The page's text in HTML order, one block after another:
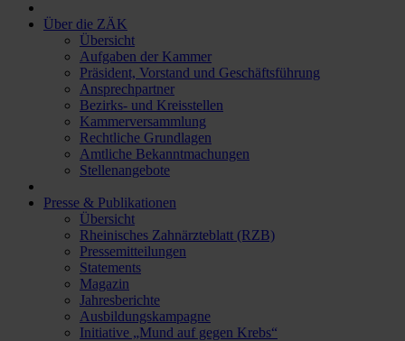
Über die ZÄK
Übersicht
Aufgaben der Kammer
Präsident, Vorstand und Geschäftsführung
Ansprechpartner
Bezirks- und Kreisstellen
Kammerversammlung
Rechtliche Grundlagen
Amtliche Bekanntmachungen
Stellenangebote
Presse & Publikationen
Übersicht
Rheinisches Zahnärzteblatt (RZB)
Pressemitteilungen
Statements
Magazin
Jahresberichte
Ausbildungskampagne
Initiative „Mund auf gegen Krebs“